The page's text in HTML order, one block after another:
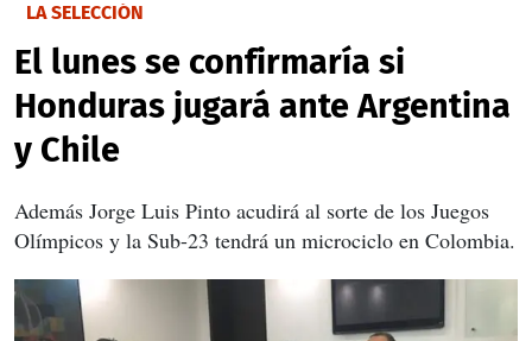
LA SELECCIÓN
El lunes se confirmaría si
Honduras jugará ante Argentina
y Chile
Además Jorge Luis Pinto acudirá al sorte de los Juegos
Olímpicos y la Sub-23 tendrá un microciclo en Colombia.